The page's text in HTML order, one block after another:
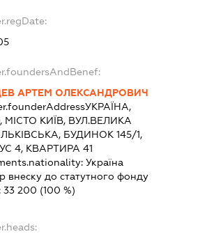
АРТЕМ ОЛЕКСАНДРОВИЧ
УКРАЇНА,
МІСТО КИЇВ, ВУЛ.ВЕЛИКА
БУДИНОК 145/1,
4, КВАРТИРА 41
Україна
внеску до статутного фонду
33 200 (100 %)